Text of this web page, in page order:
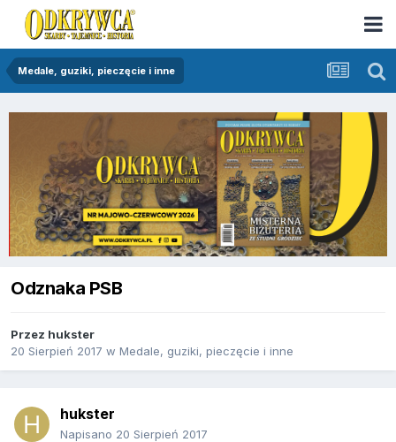
Medale, guziki, pieczęcie i inne
Odznaka PSB
Przez hukster
20 Sierpień 2017 w Medale, guziki, pieczęcie i inne
hukster
Napisano 20 Sierpień 2017